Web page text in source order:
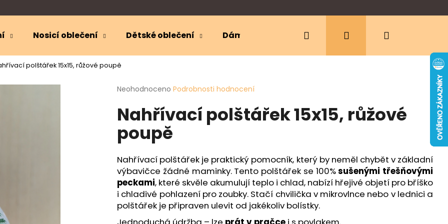
Nosicí oblečení Dětské oblečení Dámské oblečení Ergonomická nosítka
Hledat PřihlášeníNákupní
polštářek 15x15, růžové poupě
Průměrné
produktu
je
5
hvězdiček.
Neohodnoceno Podrobnosti hodnocení
Nahřívací polštářek 15x15, růžové
poupě
Nahřívací polštářek je praktický pomocník, který by neměl chybět v základní
výbavičce žádné maminky. Tento polštářek se 100%sušenými třešňovými
peckami, které skvěle akumulují teplo i chlad, nabízí hřejivé objetí pro bříško
i chladivé pohlazení pro zoubky. Stačí chvilička v mikrovlnce nebo v lednici a
polštářek je připraven ulevit od jakékoliv bolístky.
Co potřebujete najít?
HLEDAT